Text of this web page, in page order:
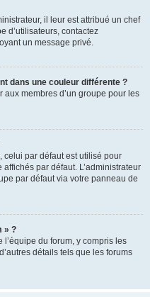
il leur est attribué un chef
d’utilisateurs, contactez
un message privé.
dans une couleur différente ?
aux membres d’un groupe pour les
celui par défaut est utilisé pour
par défaut. L’administrateur
par défaut via votre panneau de
» ?
du forum, y compris les
détails tels que les forums